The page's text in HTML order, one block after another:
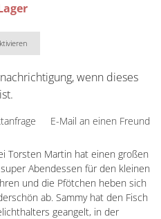
wenn dieses
E-Mail an einen Freund
Torsten Martin hat einen großen
Abendessen für den kleinen
und die Pfötchen heben sich
ab. Sammy hat den Fisch
geangelt, in der